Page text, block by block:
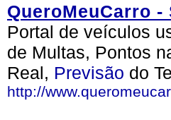
QueroMeuCarro
Portal de veículos
de Multas, Pontos
Real, Previsão do
http://